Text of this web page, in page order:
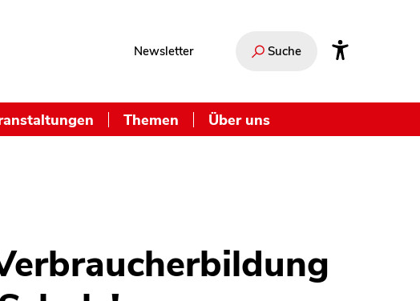
Newsletter Suche
Themen Über uns